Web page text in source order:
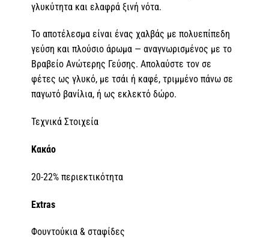
γλυκύτητα και ελαφρά ξινή νότα.
Το αποτέλεσμα είναι ένας χαλβάς με πολυεπίπεδη
γεύση και πλούσιο άρωμα — αναγνωρισμένος με το
Βραβείο Ανώτερης Γεύσης. Απολαύστε τον σε
φέτες ως γλυκό, με τσάι ή καφέ, τριμμένο πάνω σε
παγωτό βανίλια, ή ως εκλεκτό δώρο.
Τεχνικά Στοιχεία
Κακάο
20-22% περιεκτικότητα
Extras
Φουντούκια & σταφίδες